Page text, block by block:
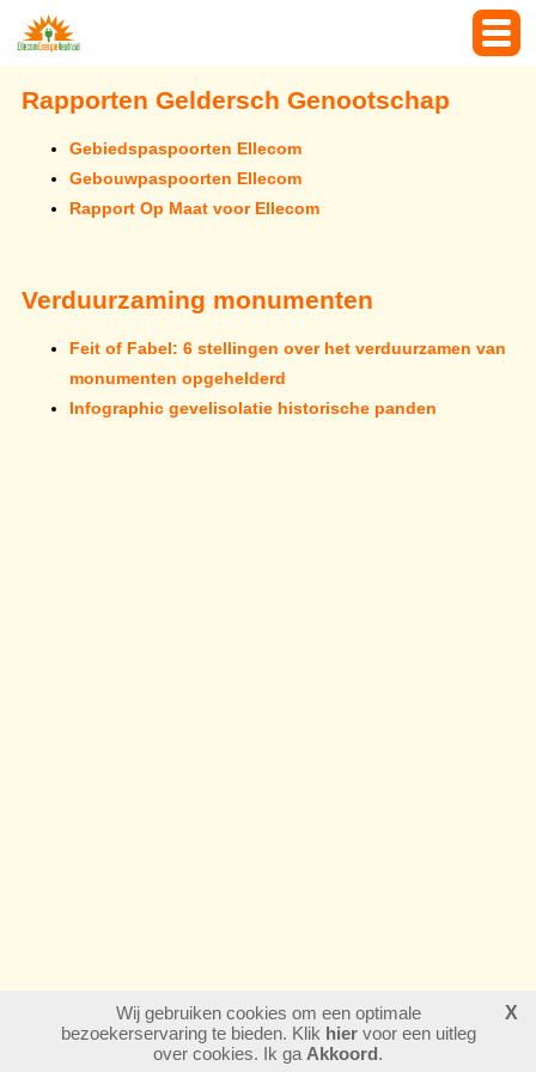
Rapporten Geldersch Genootschap
Gebiedspaspoorten Ellecom
Gebouwpaspoorten Ellecom
Rapport Op Maat voor Ellecom
Verduurzaming monumenten
Feit of Fabel: 6 stellingen over het verduurzamen van
monumenten opgehelderd
Infographic gevelisolatie historische panden
login
Wij gebruiken cookies om een optimale
bezoekerservaring te bieden. Klik hiervoor een uitleg
over cookies. Ik ga Akkoord.
X